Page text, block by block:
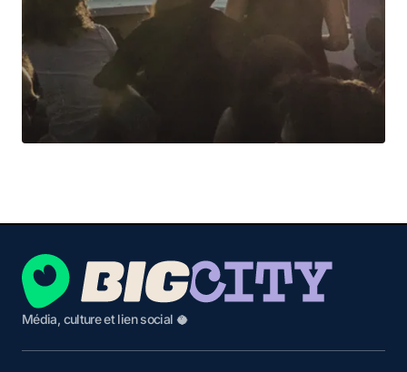
Média, culture et lien social 🥥